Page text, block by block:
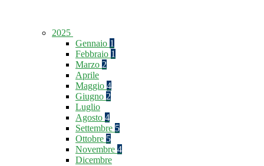
2025
Gennaio 1
Febbraio 1
Marzo 2
Aprile
Maggio 4
Giugno 2
Luglio
Agosto 4
Settembre 5
Ottobre 5
Novembre 4
Dicembre